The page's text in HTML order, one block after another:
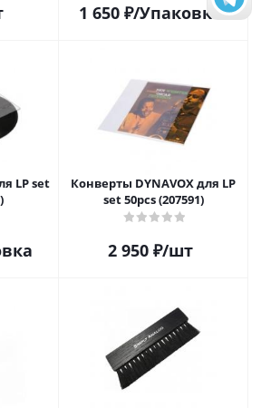
1 650₽/Упаковка
LP set
Конверты DYNAVOX для LP
set 50pcs (207591)
2 950₽/шт